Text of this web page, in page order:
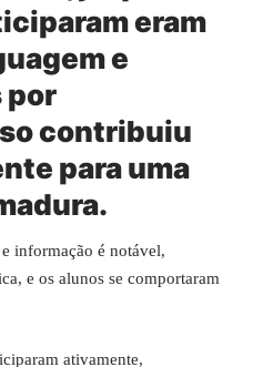
eram
e
por
contribuiu
para uma
informação é notável,
e os alunos se comportaram
ativamente,